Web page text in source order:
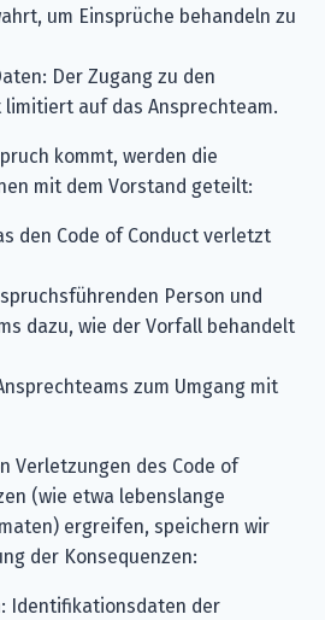
um Einsprüche behandeln zu
Der Zugang zu den
limitiert auf das Ansprechteam.
kommt, werden die
mit dem Vorstand geteilt:
den Code of Conduct verletzt
Person und
dazu, wie der Vorfall behandelt
zum Umgang mit
Verletzungen des Code of
(wie etwa lebenslange
ergreifen, speichern wir
der Konsequenzen:
Identifikationsdaten der